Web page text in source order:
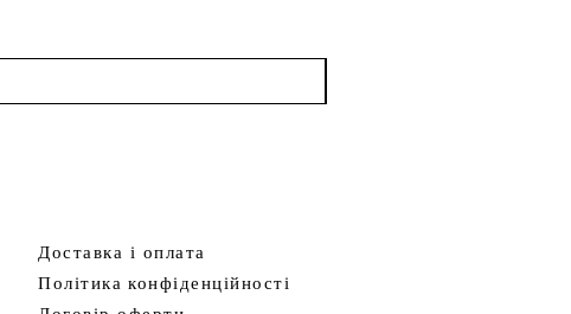
Доставка і оплата
Політика конфіденційності